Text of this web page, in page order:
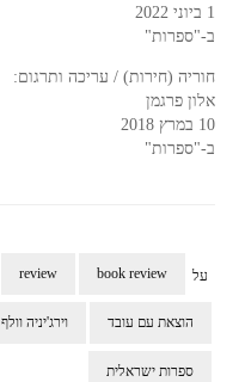
1 ביוני 2022
ב-"ספרות"
חוריה (חירות) / עריכה ותרגום:
אלון פרגמן
10 במרץ 2018
ב-"ספרות"
על book review
review
הוצאת עם עובד וירג'יניה וולף
ספרות ישראלית